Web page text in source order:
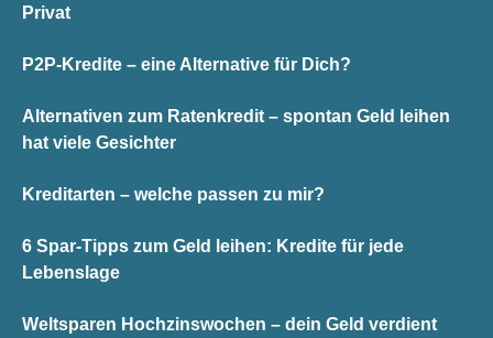
Privat
P2P-Kredite – eine Alternative für Dich?
Alternativen zum Ratenkredit – spontan Geld leihen
hat viele Gesichter
Kreditarten – welche passen zu mir?
6 Spar-Tipps zum Geld leihen: Kredite für jede
Lebenslage
Weltsparen Hochzinswochen – dein Geld verdient